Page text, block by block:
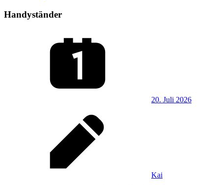
Handyständer
20. Juli 2026
Kai